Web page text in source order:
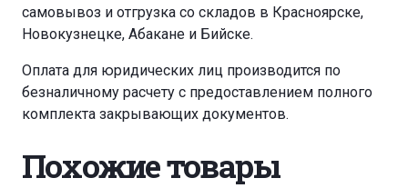
самовывоз и отгрузка со складов в Красноярске,
Новокузнецке, Абакане и Бийске.
Оплата для юридических лиц производится по
безналичному расчету с предоставлением полного
комплекта закрывающих документов.
Похожие товары